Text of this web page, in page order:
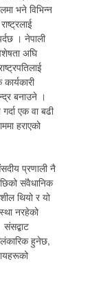
भने विभिन्न
। नेपाली
अघि
बनाउने ।
एक वा बढी
हराएको
प्रणाली नै
संवैधानिक
थियो र यो
नरहेको
हुनेछ,